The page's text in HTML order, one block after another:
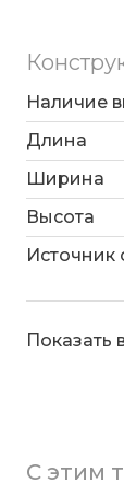
Наличие
Длина
Ширина
Высота
Источник
Показать
С этим